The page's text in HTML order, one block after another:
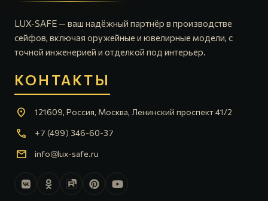
LUX-SAFE — ваш надёжный партнёр в производстве
сейфов, включая оружейные и ювелирные модели, с
точной инженерией и отделкой под интерьер.
КОНТАКТЫ
location_on 121609, Россия, Москва, Ленинский проспект 41/2
call +7 (499) 346-60-37
mail info@lux-safe.ru